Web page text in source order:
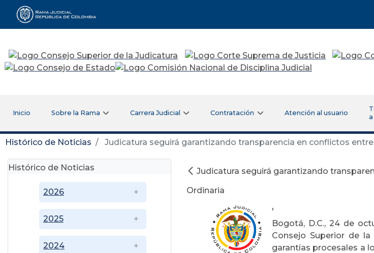
Rama Judicial
Inicio Sobre la Rama Carrera Judicial Contratación Atención al usuario
Histórico de Noticias Judicatura seguirá garantizando transparencia en conflictos
Histórico de Noticias
2024
2025
2026
Judicatura seguirá garantizando
Ordinaria
'
Bogotá, D.C., 24 de
Consejo Superior de
garantías procesales a